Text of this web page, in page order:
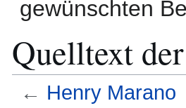
gewünschten
Quelltext
← Henry Marano